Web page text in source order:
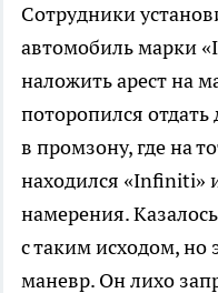
Сотрудники
автомобиль марки
наложить арест на
поторопился
в промзону, где на
находился «Infiniti»
намерения.
с таким исходом,
маневр. Он лихо